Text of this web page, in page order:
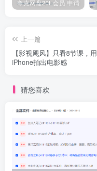
夸克网盘20t 会员 申请
上一篇
【影视飓风】只看8节课，用
iPhone拍出电影感
猜您喜欢